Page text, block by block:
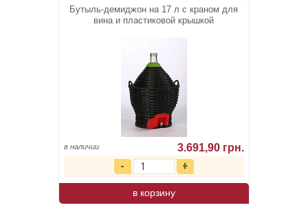
Бутыль-демиджон на 17 л с краном для
вина и пластиковой крышкой
в наличии 3.691,90 грн.
в корзину